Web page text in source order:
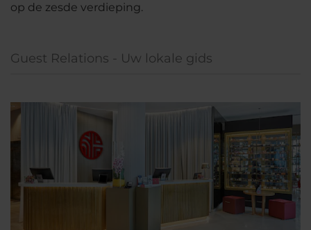
op de zesde verdieping.
Guest Relations - Uw lokale gids